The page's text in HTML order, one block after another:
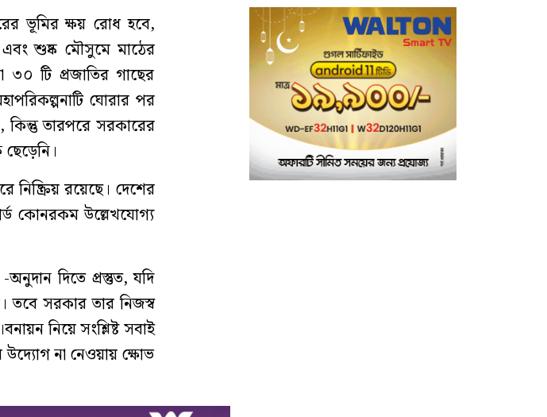
ভূমির ক্ষয় রোধ হবে,
শুষ্ক মৌসুমে মাঠের
টি প্রজাতির গাছের
ঘোরার পর
কিন্তু তারপরে সরকারের
রয়েছে। দেশের
কোনরকম উল্লেখযোগ্য
দিতে প্রস্তুত, যদি
তবে সরকার তার নিজস্ব
নিয়ে সংশ্লিষ্ট সবাই
উদ্যোগ না নেওয়ায় ক্ষোভ
ময়মনসিংহে পুলিশের
অভিযানে একাধিক মামলার
ওয়ারেন্টভুক্ত আসামি ফারুক
গ্রেপ্তার
৬
সম্মিলিত আত্মত্যাগ ও
সংগ্রামের ফলেই
গণঅভ্যুত্থান সফল হয়েছে:
এমপি আবু ওয়াহাব আকন্দ
৭